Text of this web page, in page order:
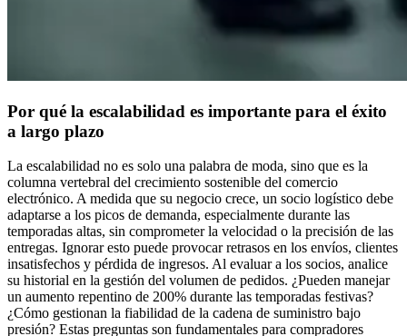
Por qué la escalabilidad es importante para el éxito
a largo plazo
La escalabilidad no es solo una palabra de moda, sino que es la
columna vertebral del crecimiento sostenible del comercio
electrónico. A medida que su negocio crece, un socio logístico debe
adaptarse a los picos de demanda, especialmente durante las
temporadas altas, sin comprometer la velocidad o la precisión de las
entregas. Ignorar esto puede provocar retrasos en los envíos, clientes
insatisfechos y pérdida de ingresos. Al evaluar a los socios, analice
su historial en la gestión del volumen de pedidos. ¿Pueden manejar
un aumento repentino de 200% durante las temporadas festivas?
¿Cómo gestionan la fiabilidad de la cadena de suministro bajo
presión? Estas preguntas son fundamentales para compradores